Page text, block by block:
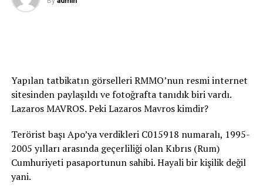
Yapılan tatbikatın görselleri RMMO’nun resmi internet
sitesinden paylaşıldı ve fotoğrafta tanıdık biri vardı.
Lazaros MAVROS. Peki Lazaros Mavros kimdir?
Terörist başı Apo’ya verdikleri C015918 numaralı, 1995-
2005 yılları arasında geçerliliği olan Kıbrıs (Rum)
Cumhuriyeti pasaportunun sahibi. Hayali bir kişilik değil
yani.